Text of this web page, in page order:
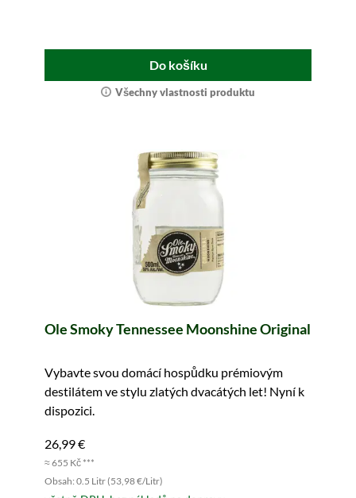
Do košíku
Všechny vlastnosti produktu
Ole Smoky Tennessee Moonshine Original
Vybavte svou domácí hospůdku prémiovým
destilátem ve stylu zlatých dvacátých let! Nyní k
dispozici.
26,99 €
≈ 655 Kč ***
Obsah: 0.5 Litr (53,98 €/Litr)